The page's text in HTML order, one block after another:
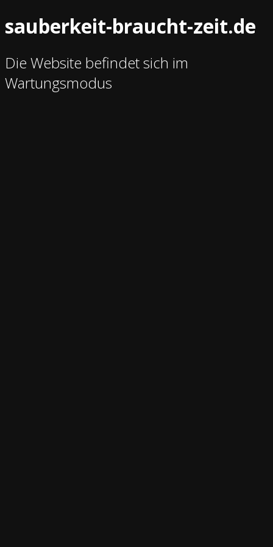
sauberkeit-braucht-zeit.de
Die Website befindet sich im
Wartungsmodus